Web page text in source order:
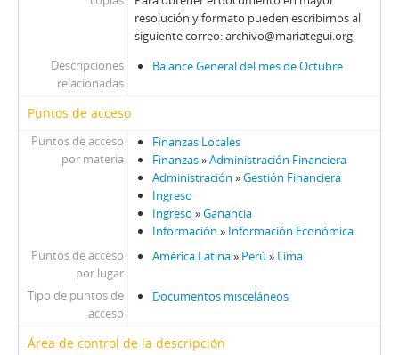
resolución y formato pueden escribirnos al
siguiente correo: archivo@mariategui.org
Descripciones
relacionadas
Balance General del mes de Octubre
Puntos de acceso
Puntos de acceso
por materia
Finanzas Locales
Finanzas»Administración Financiera
Administración »Gestión Financiera
Ingreso
Ingreso »Ganancia
Información » Información Económica
Puntos de acceso
por lugar
América Latina» Perú » Lima
Tipo de puntos de
acceso
Documentos misceláneos
Área de control de la descripción